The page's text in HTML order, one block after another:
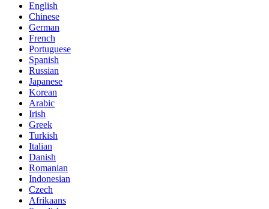
English
Chinese
German
French
Portuguese
Spanish
Russian
Japanese
Korean
Arabic
Irish
Greek
Turkish
Italian
Danish
Romanian
Indonesian
Czech
Afrikaans